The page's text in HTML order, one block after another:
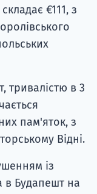
€111, з
тривалістю в 3
пам'яток, з
Відні.
із
в Будапешт на